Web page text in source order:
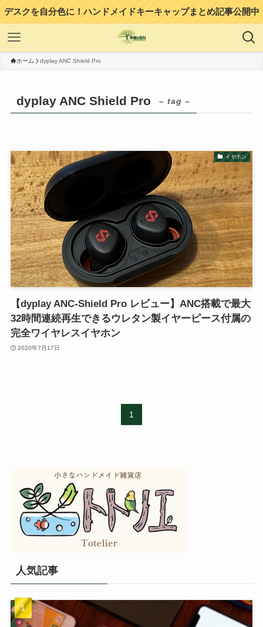
デスクを自分色に！ハンドメイドキーキャップまとめ記事公開中
ホーム dyplay ANC Shield Pro
dyplay ANC Shield Pro – tag –
イヤホン
【dyplay ANC-Shield Pro レビュー】ANC搭載で最大
32時間連続再生できるウレタン製イヤーピース付属の
完全ワイヤレスイヤホン
2020年7月17日
1
人気記事